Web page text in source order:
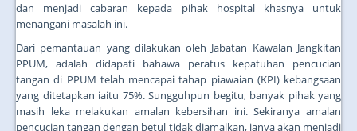
dan menjadi cabaran kepada pihak hospital khasnya untuk
menangani masalah ini.
Dari pemantauan yang dilakukan oleh Jabatan Kawalan Jangkitan
PPUM, adalah didapati bahawa peratus kepatuhan pencucian
tangan di PPUM telah mencapai tahap piawaian (KPI) kebangsaan
yang ditetapkan iaitu 75%. Sungguhpun begitu, banyak pihak yang
masih leka melakukan amalan kebersihan ini. Sekiranya amalan
pencucian tangan dengan betul tidak diamalkan, ianya akan menjadi